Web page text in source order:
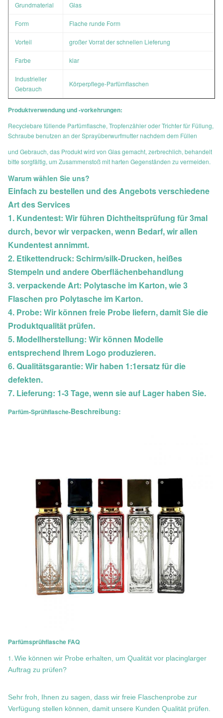
Grundmaterial Glas
Form Flache runde Form
Vorteil großer Vorrat der schnellen Lieferung
Farbe klar
Industrieller
Gebrauch
Körperpflege-Parfümflaschen
Produktverwendung und -vorkehrungen:
Recyclebare füllende Parfümflasche, Tropfenzähler oder Trichter für Füllung,
Schraube benutzen an der Sprayüberwurfmutter nachdem dem Füllen
und Gebrauch, das Produkt wird von Glas gemacht, zerbrechlich, behandelt
bitte sorgfältig, um Zusammenstoß mit harten Gegenständen zu vermeiden.
Warum wählen Sie uns?
Einfach zu bestellen und des Angebots verschiedene
Art des Services
1. Kundentest: Wir führen Dichtheitsprüfung für 3mal
durch, bevor wir verpacken, wenn Bedarf, wir allen
Kundentest annimmt.
2. Etikettendruck: Schirm/silk-Drucken, heißes
Stempeln und andere Oberflächenbehandlung
3. verpackende Art: Polytasche im Karton, wie 3
Flaschen pro Polytasche im Karton.
4. Probe: Wir können freie Probe liefern, damit Sie die
Produktqualität prüfen.
5. Modellherstellung: Wir können Modelle
entsprechend Ihrem Logo produzieren.
6. Qualitätsgarantie: Wir haben 1:1ersatz für die
defekten.
7. Lieferung: 1-3 Tage, wenn sie auf Lager haben Sie.
Parfüm-Sprühflasche-Beschreibung:
Parfümsprühflasche FAQ
1. Wie können wir Probe erhalten, um Qualität vor placinglarger
Auftrag zu prüfen?
Sehr froh, Ihnen zu sagen, dass wir freie Flaschenprobe zur
Verfügung stellen können, damit unsere Kunden Qualität prüfen.